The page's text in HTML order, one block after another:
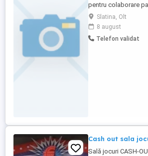
pentru colaborare
în sistem remote,
activități în domeniul
marketing &
in TIMPUL LIBER, pe
Slatina, Olt
8 august
Telefon validat
Cash out sala
Sală jocuri CASH-